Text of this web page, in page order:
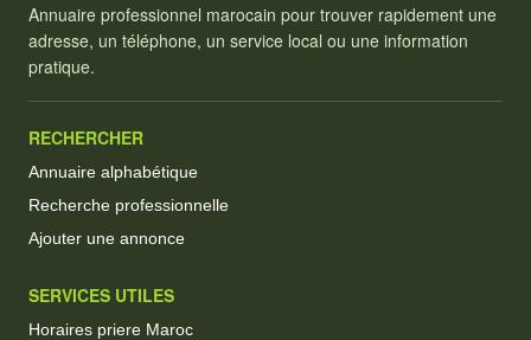
Annuaire professionnel marocain pour trouver rapidement une
adresse, un téléphone, un service local ou une information
pratique.
RECHERCHER
Annuaire alphabétique
Recherche professionnelle
Ajouter une annonce
SERVICES UTILES
Horaires priere Maroc